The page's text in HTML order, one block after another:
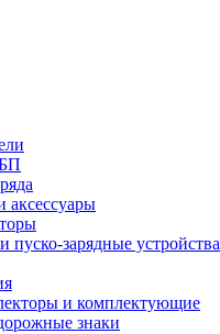
аксессуары
пуско-зарядные устройства
и комплектующие
знаки